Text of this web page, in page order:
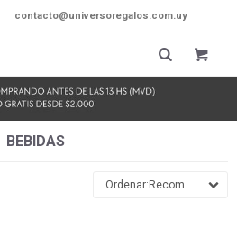
contacto@universoregalos.com.uy
BEBIDAS
Recomendados